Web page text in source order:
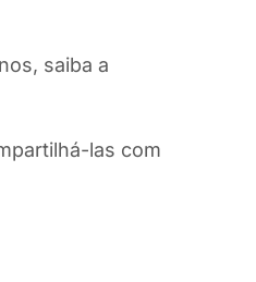
saiba a
las com